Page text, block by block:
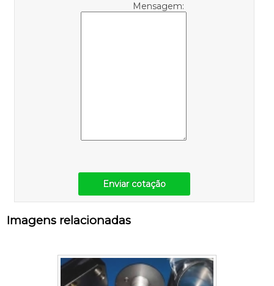
Mensagem:
Enviar cotação
Imagens relacionadas